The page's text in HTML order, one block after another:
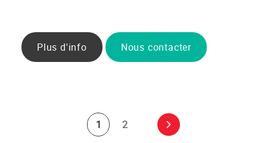
Plus d'info Nous contacter
1 2
Suivante